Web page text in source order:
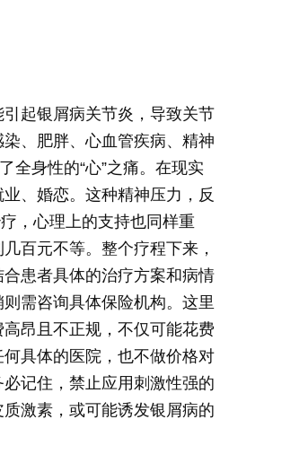
起银屑病关节炎，导致关节
、肥胖、心血管疾病、精神
全身性的“心”之痛。在现实
、婚恋。这种精神压力，反
，心理上的支持也同样重
百元不等。整个疗程下来，
患者具体的治疗方案和病情
需咨询具体保险机构。这里
昂且不正规，不仅可能花费
具体的医院，也不做价格对
记住，禁止应用刺激性强的
激素，或可能诱发银屑病的